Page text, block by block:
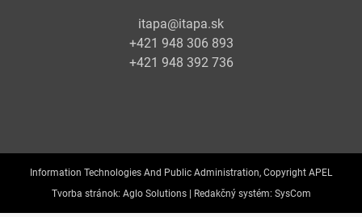
itapa@itapa.sk
+421 948 306 893
+421 948 392 736
Information Technologies And Public Administration, Copyright APEL
Tvorba stránok: Aglo Solutions | Redakčný systém: SysCom